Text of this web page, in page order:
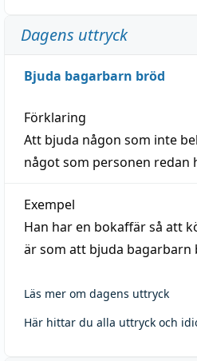
Dagens uttryck
Bjuda bagarbarn bröd
Förklaring
Att bjuda någon som inte
något som personen redan
Exempel
Han har en bokaffär så att
är som att bjuda bagarbarn
Läs mer om dagens uttryck
Här hittar du alla uttryck och